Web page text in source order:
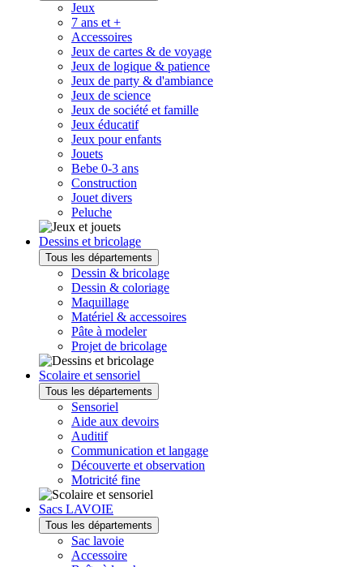
Jeux
7 ans et +
Accessoires
Jeux de cartes & de voyage
Jeux de logique & patience
Jeux de party & d'ambiance
Jeux de science
Jeux de société et famille
Jeux éducatif
Jeux pour enfants
Jouets
Bebe 0-3 ans
Construction
Jouet divers
Peluche
Dessins et bricolage
Tous les départements
Dessin & bricolage
Dessin & coloriage
Maquillage
Matériel & accessoires
Pâte à modeler
Projet de bricolage
Scolaire et sensoriel
Tous les départements
Sensoriel
Aide aux devoirs
Auditif
Communication et langage
Découverte et observation
Motricité fine
Sacs LAVOIE
Tous les départements
Sac lavoie
Accessoire